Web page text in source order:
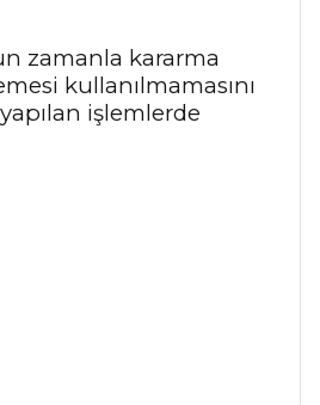
zamanla kararma
kullanılmamasını
işlemlerde